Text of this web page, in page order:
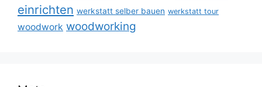
einrichten werkstatt selber bauen werkstatt tour
woodwork woodworking